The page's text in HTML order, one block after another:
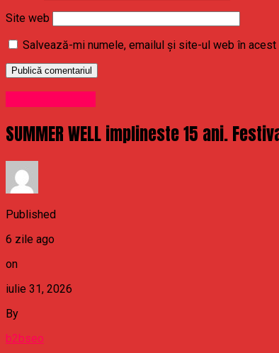
Site web
Salvează-mi numele, emailul și site-ul web în
SUMMER WELL implineste 15 ani.
Published
6 zile ago
on
iulie 31, 2026
By
b2bseo